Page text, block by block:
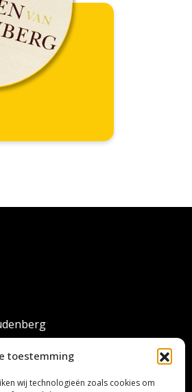
toestemming
wij technologieën zoals cookies om